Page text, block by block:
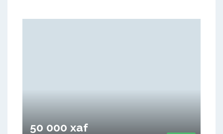
50 000 xaf